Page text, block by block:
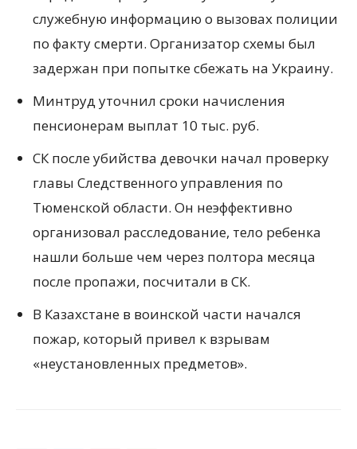
служебную информацию о вызовах полиции
по факту смерти. Организатор схемы был
задержан при попытке сбежать на Украину.
Минтруд уточнил сроки начисления
пенсионерам выплат 10 тыс. руб.
СК после убийства девочки начал проверку
главы Следственного управления по
Тюменской области. Он неэффективно
организовал расследование, тело ребенка
нашли больше чем через полтора месяца
после пропажи, посчитали в СК.
В Казахстане в воинской части начался
пожар, который привел к взрывам
«неустановленных предметов».